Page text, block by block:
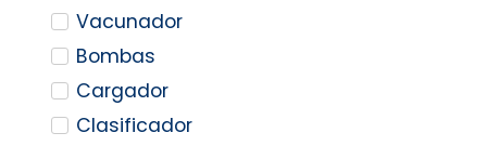
Vacunador
Bombas
Cargador
Clasificador